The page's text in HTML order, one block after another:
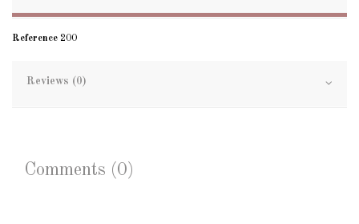
Reference 200
Reviews (0)
Comments (0)